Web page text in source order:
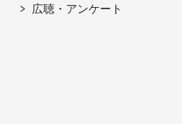
広聴・アンケート